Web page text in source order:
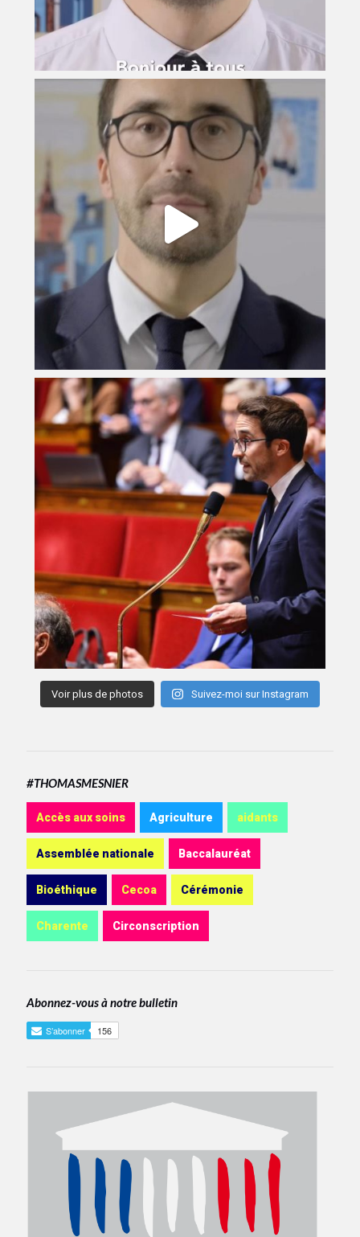
Voir plus de photos Suivez-moi sur Instagram
#THOMASMESNIER
Accès aux soins Agriculture aidants
Assemblée nationale Baccalauréat
Bioéthique Cecoa Cérémonie
Charente Circonscription
Abonnez-vous à notre bulletin